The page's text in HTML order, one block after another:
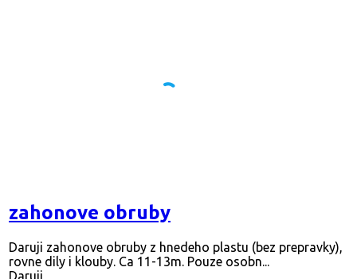
zahonove obruby
Daruji zahonove obruby z hnedeho plastu (bez prepravky),
rovne dily i klouby. Ca 11-13m. Pouze osobn...
Daruji